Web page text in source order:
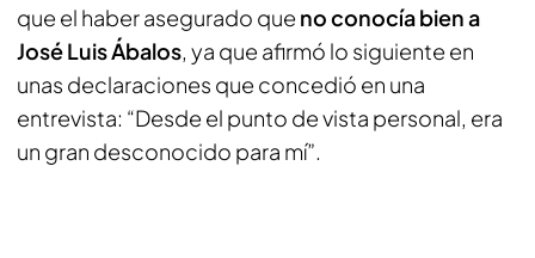
que el haber asegurado que no conocía bien a
José Luis Ábalos, ya que afirmó lo siguiente en
unas declaraciones que concedió en una
entrevista: “Desde el punto de vista personal, era
un gran desconocido para mí”.